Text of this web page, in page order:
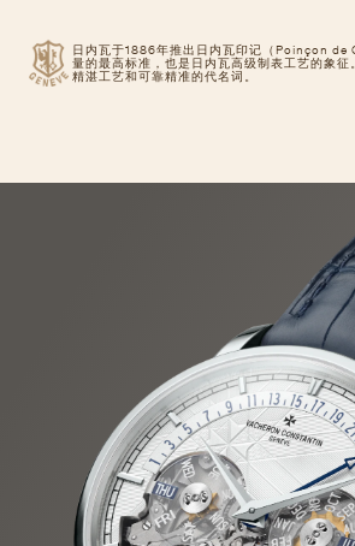
日内瓦于1886年推出日内瓦印记（Poinçon de
量的最高标准，也是日内瓦高级制表工艺的象征
精湛工艺和可靠精准的代名词。